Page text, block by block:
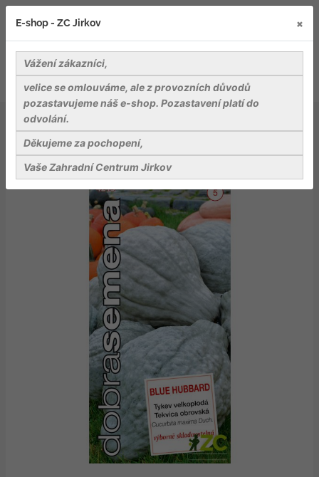
Osiva
Dobrá semena Tykev velkoplodá - Blue Hubbard modrá
7s
E-shop - ZC Jirkov ×
Vážení zákazníci,
velice se omlouváme, ale z provozních důvodů
pozastavujeme náš e-shop. Pozastavení platí do
odvolání.
Děkujeme za pochopení,
Vaše Zahradní Centrum Jirkov